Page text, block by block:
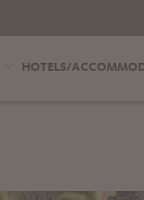
HOTELS/